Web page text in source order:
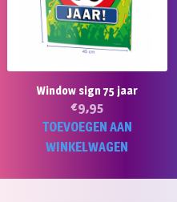
Window sign 75 jaar
€9,95
TOEVOEGEN AAN
WINKELWAGEN